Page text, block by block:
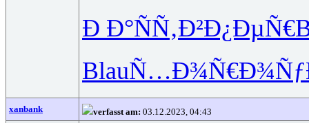
Ð Ð°ÑÑ‚Ð²Ð¿ÐµÑ€
BlauÑ…Ð¾Ñ€Ð¾
xanbank verfasst am: 03.12.2023, 04:43